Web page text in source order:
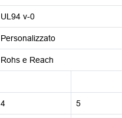
UL94 v-0
Personalizzato
Rohs e Reach
4 5